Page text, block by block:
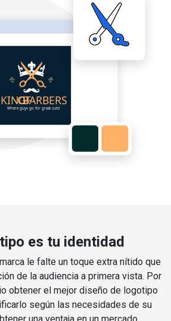
es tu identidad
le falte un toque extra nítido que
de la audiencia a primera vista. Por
obtener el mejor diseño de logotipo
según las necesidades de su